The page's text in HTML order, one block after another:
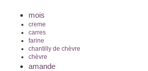
mois
creme
carres
farine
chantilly de chèvre
chèvre
amande